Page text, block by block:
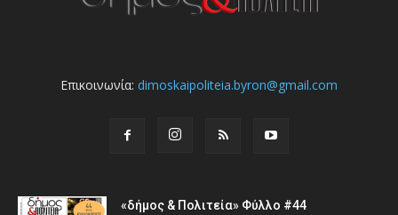
Επικοινωνία: dimoskaipoliteia.byron@gmail.com
«δήμος & Πολιτεία» Φύλλο #44